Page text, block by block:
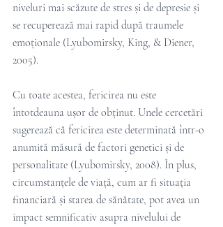
niveluri mai scăzute de stres și de depresie și
se recuperează mai rapid după traumele
emoționale (Lyubomirsky, King, & Diener,
2005).
Cu toate acestea, fericirea nu este
întotdeauna ușor de obținut. Unele cercetări
sugerează că fericirea este determinată într-o
anumită măsură de factori genetici și de
personalitate (Lyubomirsky, 2008). În plus,
circumstanțele de viață, cum ar fi situația
financiară și starea de sănătate, pot avea un
impact semnificativ asupra nivelului de